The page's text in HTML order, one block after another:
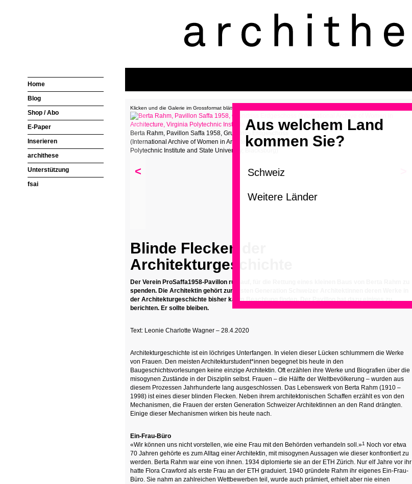
Aus welchem Land
kommen Sie?
Klicken und die Galerie im Grossformat blättern
Berta Rahm, Pavillon Saffa 1958, Grundriss Erdgeschoss
(International Archive of Women in Architecture, Virginia
Polytechnic Institute and State University, Blacksburg)
<
Blinde Flecken der
Architekturgeschichte
Der Verein ProSaffa1958-Pavillon ruft auf, für die Rettung eines kleinen Baus von Berta Rahm zu
spenden. Die Architektin gehört zur ersten Generation Schweizer Architektinnen deren Werke in
der Architekturgeschichte bisher kaum Beachtung finden. Der Pavillon hat dazu einiges zu
berichten. Er sollte bleiben.
Text: Leonie Charlotte Wagner – 28.4.2020
Architekturgeschichte ist ein löchriges Unterfangen. In vielen dieser Lücken schlummern die Werke
von Frauen. Den meisten Architekturstudent*innen begegnet bis heute in den
Baugeschichtsvorlesungen keine einzige Architektin. Oft erzählen ihre Werke und Biografien über die
misogynen Zustände in der Disziplin selbst. Frauen – die Hälfte der Weltbevölkerung – wurden aus
diesem Prozessen Jahrhunderte lang ausgeschlossen. Das Lebenswerk von Berta Rahm (1910 –
1998) ist eines dieser blinden Flecken. Neben ihrem architektonischen Schaffen erzählt es von den
Mechanismen, die Frauen der ersten Generation Schweizer Architektinnen an den Rand drängten.
Einige dieser Mechanismen wirken bis heute nach.
Ein-Frau-Büro
«Wir können uns nicht vorstellen, wie eine Frau mit den Behörden verhandeln soll.»1
Noch vor etwa
70 Jahren gehörte es zum Alltag einer Architektin, mit misogynen Aussagen wie dieser konfrontiert zu
werden. Berta Rahm war eine von ihnen. 1934 diplomierte sie an der ETH Zürich. Nur elf Jahre vor ihr
hatte Flora Crawford als erste Frau an der ETH graduiert. 1940 gründete Rahm ihr eigenes Ein-Frau-
Büro. Sie nahm an zahlreichen Wettbewerben teil, wurde auch prämiert, erhielt aber nie einen
Home
Blog
Shop / Abo
E-Paper
Inserieren
archithese
Unterstützung
fsai